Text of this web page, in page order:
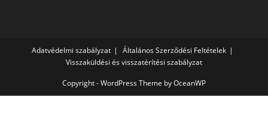
Adatvédelmi szabályzat
Általános Szerződési Feltételek
Visszaküldési és visszatérítési szabályzat
Copyright - WordPress Theme by OceanWP